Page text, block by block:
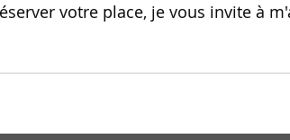
votre place, je vous invite à